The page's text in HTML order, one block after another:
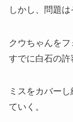
しかし、問題
クウちゃんをフ
すでに白石の許
ミスをカバー
ていく。